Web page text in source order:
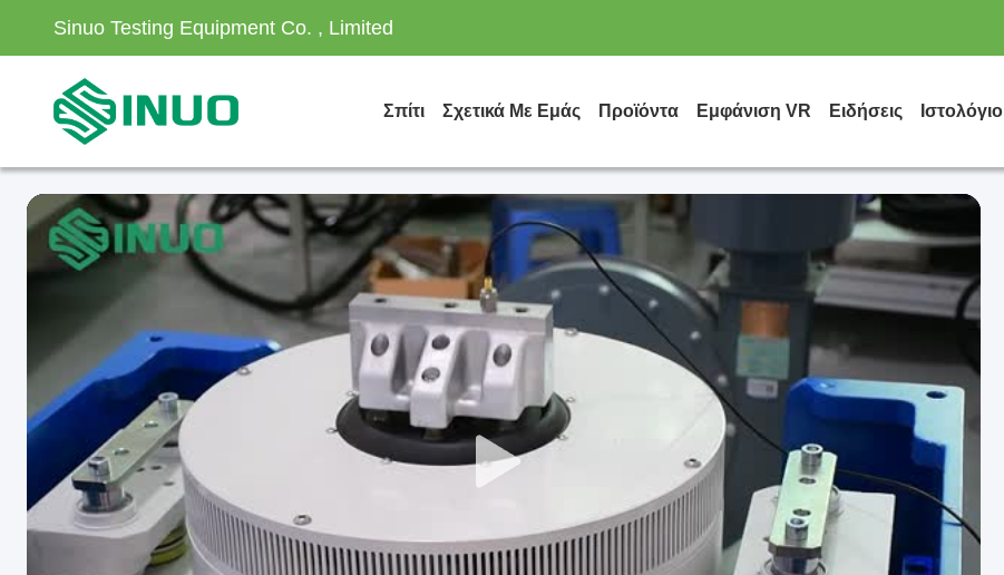
Sinuo Testing Equipment Co. , Limited
Σπίτι Σχετικά Με Εμάς Προϊόντα Εμφάνιση VR Ειδήσεις Ιστολόγιο